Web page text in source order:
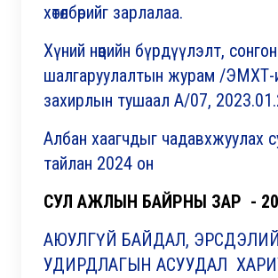
хөтөлбөрийг зарлалаа.
Хүний нөөцийн бүрдүүлэлт, сонгон
шалгаруулалтын журам /ЭМХТ-
захирлын тушаал А/07,
Албан хаагчдыг чадавхжуулах
тайлан 2024 он
СУЛ АЖЛЫН БАЙРНЫ ЗАР -
АЮУЛГҮЙ БАЙДАЛ,
УДИРДЛАГЫН АСУУДАЛ